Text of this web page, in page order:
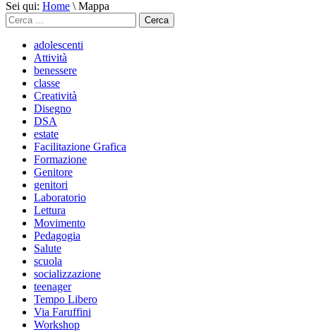
Sei qui: Home \ Mappa
Cerca
per:
adolescenti
Attività
benessere
classe
Creatività
Disegno
DSA
estate
Facilitazione Grafica
Formazione
Genitore
genitori
Laboratorio
Lettura
Movimento
Pedagogia
Salute
scuola
socializzazione
teenager
Tempo Libero
Via Faruffini
Workshop